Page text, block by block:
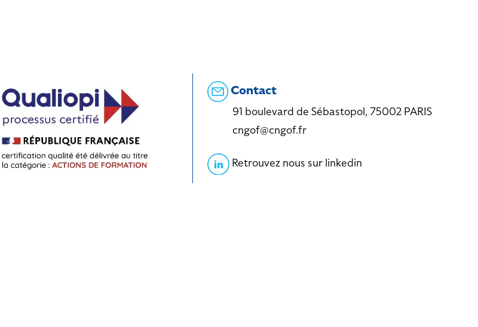
Contact
91 boulevard de Sébastopol, 75002 PARIS
cngof@cngof.fr
Retrouvez nous sur linkedin